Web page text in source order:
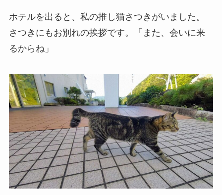
ホテルを出ると、私の推し猫さつきがいました。
さつきにもお別れの挨拶です。「また、会いに来
るからね」